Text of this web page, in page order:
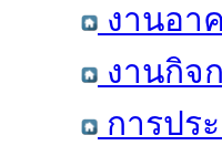
งานอา
งานกิจ
การปร